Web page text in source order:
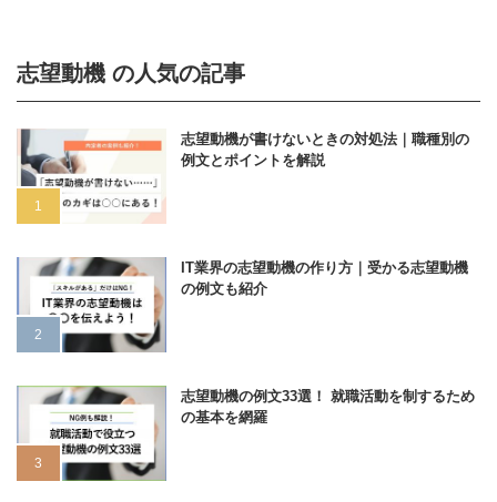
志望動機 の人気の記事
志望動機が書けないときの対処法｜職種別の
例文とポイントを解説
IT業界の志望動機の作り方｜受かる志望動機
の例文も紹介
志望動機の例文33選！ 就職活動を制するため
の基本を網羅